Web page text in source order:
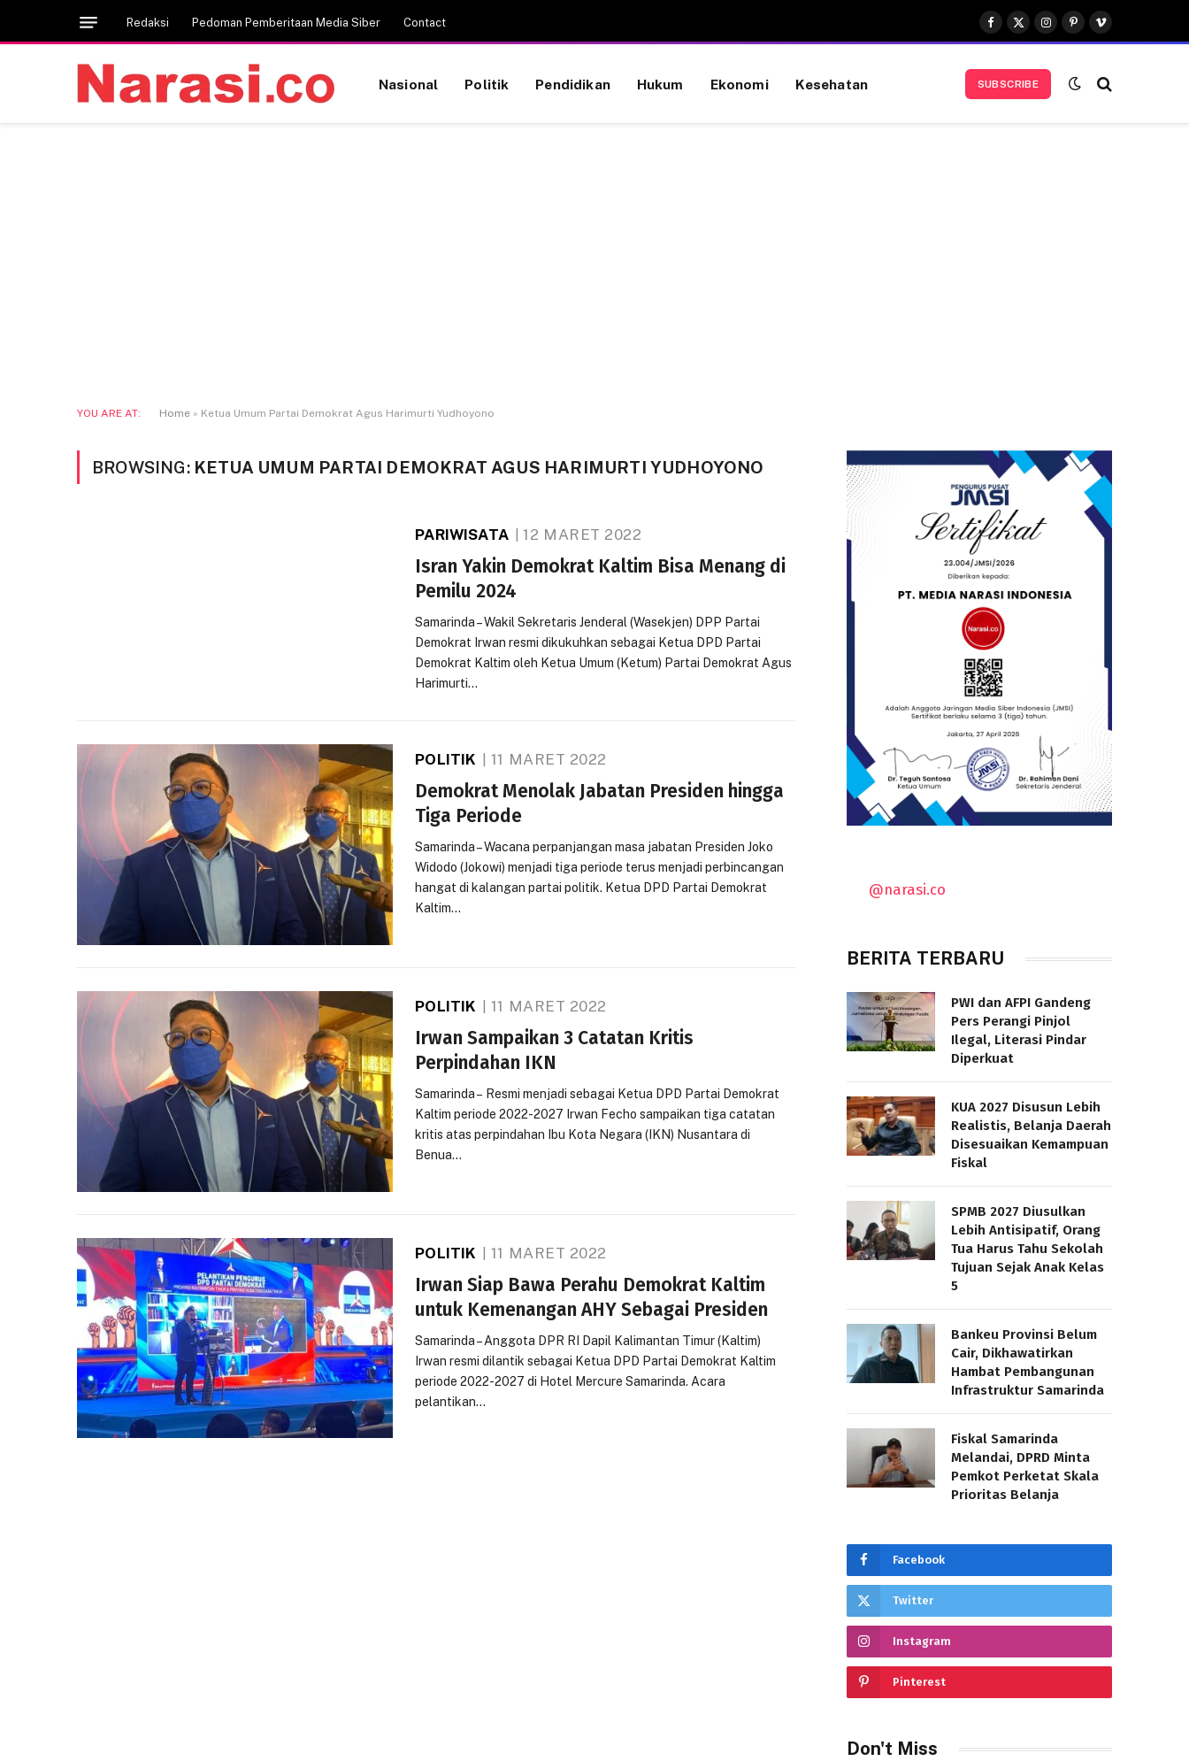
Redaksi Pedoman Pemberitaan Media Siber Contact
Facebook
X
(Twitter)
Instagram
Pinterest
Vimeo
Nasional Politik Pendidikan Hukum Ekonomi Kesehatan SUBSCRIBE
YOU ARE AT: Home » Ketua Umum Partai Demokrat Agus Harimurti Yudhoyono
BROWSING: KETUA UMUM PARTAI DEMOKRAT AGUS HARIMURTI YUDHOYONO
PARIWISATA 12 MARET 2022
Isran Yakin Demokrat Kaltim Bisa Menang di
Pemilu 2024
Samarinda – Wakil Sekretaris Jenderal (Wasekjen) DPP Partai
Demokrat Irwan resmi dikukuhkan sebagai Ketua DPD Partai
Demokrat Kaltim oleh Ketua Umum (Ketum) Partai Demokrat Agus
Harimurti…
POLITIK 11 MARET 2022
Demokrat Menolak Jabatan Presiden hingga
Tiga Periode
Samarinda – Wacana perpanjangan masa jabatan Presiden Joko
Widodo (Jokowi) menjadi tiga periode terus menjadi perbincangan
hangat di kalangan partai politik. Ketua DPD Partai Demokrat
Kaltim…
POLITIK 11 MARET 2022
Irwan Sampaikan 3 Catatan Kritis
Perpindahan IKN
Samarinda – Resmi menjadi sebagai Ketua DPD Partai Demokrat
Kaltim periode 2022-2027 Irwan Fecho sampaikan tiga catatan
kritis atas perpindahan Ibu Kota Negara (IKN) Nusantara di
Benua…
POLITIK 11 MARET 2022
Irwan Siap Bawa Perahu Demokrat Kaltim
untuk Kemenangan AHY Sebagai Presiden
Samarinda – Anggota DPR RI Dapil Kalimantan Timur (Kaltim)
Irwan resmi dilantik sebagai Ketua DPD Partai Demokrat Kaltim
periode 2022-2027 di Hotel Mercure Samarinda. Acara
pelantikan…
@narasi.co
BERITA TERBARU
PWI dan AFPI Gandeng
Pers Perangi Pinjol
Ilegal, Literasi Pindar
Diperkuat
KUA 2027 Disusun Lebih
Realistis, Belanja Daerah
Disesuaikan Kemampuan
Fiskal
SPMB 2027 Diusulkan
Lebih Antisipatif, Orang
Tua Harus Tahu Sekolah
Tujuan Sejak Anak Kelas
5
Bankeu Provinsi Belum
Cair, Dikhawatirkan
Hambat Pembangunan
Infrastruktur Samarinda
Fiskal Samarinda
Melandai, DPRD Minta
Pemkot Perketat Skala
Prioritas Belanja
Facebook
Twitter
Instagram
Pinterest
Don't Miss